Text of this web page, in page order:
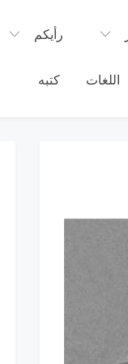
رأيكم
كتبه اللغات